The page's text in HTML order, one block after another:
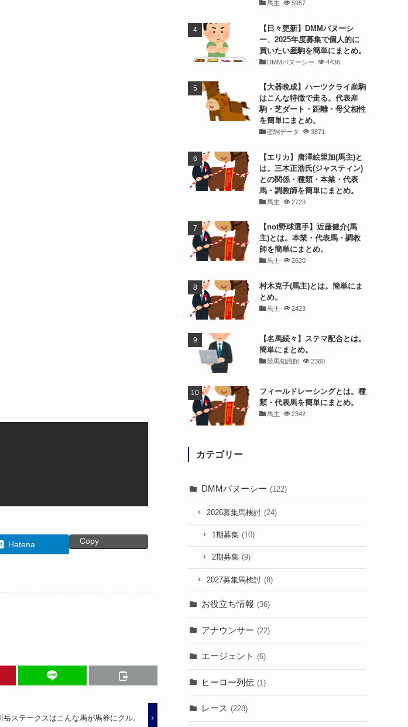
Hatena Copy
岳ステークスはこんな馬が馬券にクル。
馬主 5957
【日々更新】DMMバヌーシ
ー、2025年度募集で個人的に
買いたい産駒を簡単にまとめ。
DMMバヌーシー 4436
【大器晩成】ハーツクライ産駒
はこんな特徴で走る。代表産
駒・芝ダート・距離・母父相性
を簡単にまとめ。
産駒データ 3871
【エリカ】唐澤絵里加(馬主)と
は。三木正浩氏(ジャスティン)
との関係・種類・本業・代表
馬・調教師を簡単にまとめ。
馬主 2723
【not野球選手】近藤健介(馬
主)とは。本業・代表馬・調教
師を簡単にまとめ。
馬主 2620
村木克子(馬主)とは。簡単にま
とめ。
馬主 2423
【名馬続々】ステマ配合とは。
簡単にまとめ。
競馬知識館 2360
フィールドレーシングとは。種
類・代表馬を簡単にまとめ。
馬主 2342
カテゴリー
DMMバヌーシー (122)
2026募集馬検討 (24)
1期募集 (10)
2期募集 (9)
2027募集馬検討 (8)
お役立ち情報 (36)
アナウンサー (22)
エージェント (6)
ヒーロー列伝 (1)
レース (228)